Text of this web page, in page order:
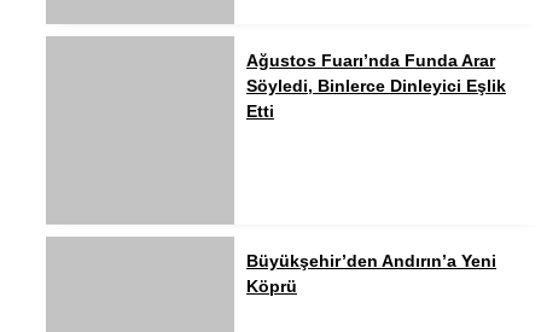
Ağustos Fuarı’nda Funda Arar
Söyledi, Binlerce Dinleyici Eşlik
Etti
Büyükşehir’den Andırın’a Yeni
Köprü